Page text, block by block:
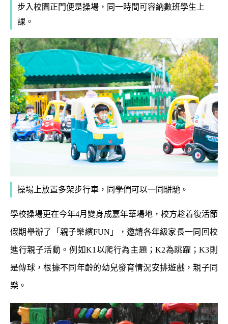
步入校園正門便是操場，同一時間可容納數班學生上
課。
操場上放置多架步行車，同學們可以一同駢馳。
學校操場更在今年4月變身成嘉年華場地，校方趁着復活節
假期舉辦了「親子樂繽FUN 」，邀請各年級家長一同回校
進行親子活動。例如K1以爬行為主題；K2為跳躍；K3則
是傳球，根據不同年齡的幼兒發育情況安排遊戲，親子同
樂。